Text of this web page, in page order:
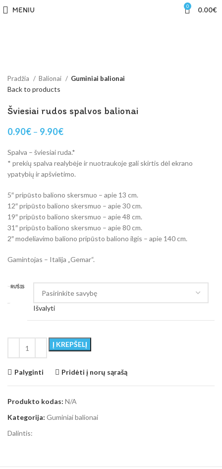
MENIU 0 0.00€
Pradžia Balionai Guminiai balionai
Back to products
Šviesiai rudos spalvos balionai
0.90€ – 9.90€
Spalva – šviesiai ruda.*
* prekių spalva realybėje ir nuotraukoje gali skirtis dėl ekrano
ypatybių ir apšvietimo.
5″ pripūsto baliono skersmuo – apie 13 cm.
12″ pripūsto baliono skersmuo – apie 30 cm.
19″ pripūsto baliono skersmuo – apie 48 cm.
31″ pripūsto baliono skersmuo – apie 80 cm.
2″ modeliavimo baliono pripūsto baliono ilgis – apie 140 cm.
Gamintojas – Italija „Gemar“.
RŪŠIS
Išvalyti
Į KREPŠELĮ
Palyginti Pridėti į norų sąrašą
Produkto kodas: N/A
Kategorija: Guminiai balionai
Dalintis: